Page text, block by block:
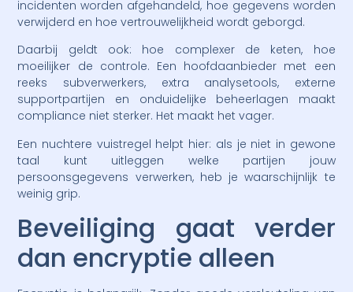
incidenten worden afgehandeld, hoe gegevens worden
verwijderd en hoe vertrouwelijkheid wordt geborgd.
Daarbij geldt ook: hoe complexer de keten, hoe
moeilijker de controle. Een hoofdaanbieder met een
reeks subverwerkers, extra analysetools, externe
supportpartijen en onduidelijke beheerlagen maakt
compliance niet sterker. Het maakt het vager.
Een nuchtere vuistregel helpt hier: als je niet in gewone
taal kunt uitleggen welke partijen jouw
persoonsgegevens verwerken, heb je waarschijnlijk te
weinig grip.
Beveiliging gaat verder
dan encryptie alleen